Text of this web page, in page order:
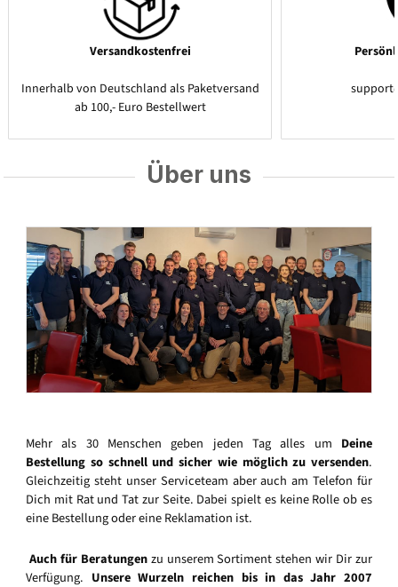
Versandkostenfrei
Innerhalb von Deutschland als Paketversand
ab 100,- Euro Bestellwert
Über uns
Mehr als 30 Menschen geben jeden Tag alles um Deine
Bestellung so schnell und sicher wie möglich zu versenden.
Gleichzeitig steht unser Serviceteam aber auch am Telefon für
Dich mit Rat und Tat zur Seite. Dabei spielt es keine Rolle ob es
eine Bestellung oder eine Reklamation ist.
Auch für Beratungenzu unserem Sortiment stehen wir Dir zur
Verfügung. Unsere Wurzeln reichen bis in das Jahr 2007